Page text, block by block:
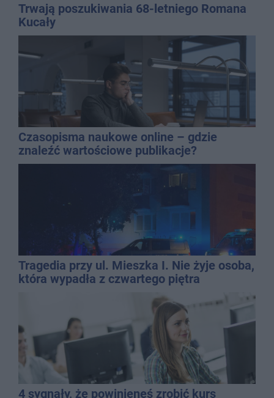
Trwają poszukiwania 68-letniego Romana
Kucały
Czasopisma naukowe online – gdzie
znaleźć wartościowe publikacje?
Tragedia przy ul. Mieszka I. Nie żyje osoba,
która wypadła z czwartego piętra
4 sygnały, że powinieneś zrobić kurs